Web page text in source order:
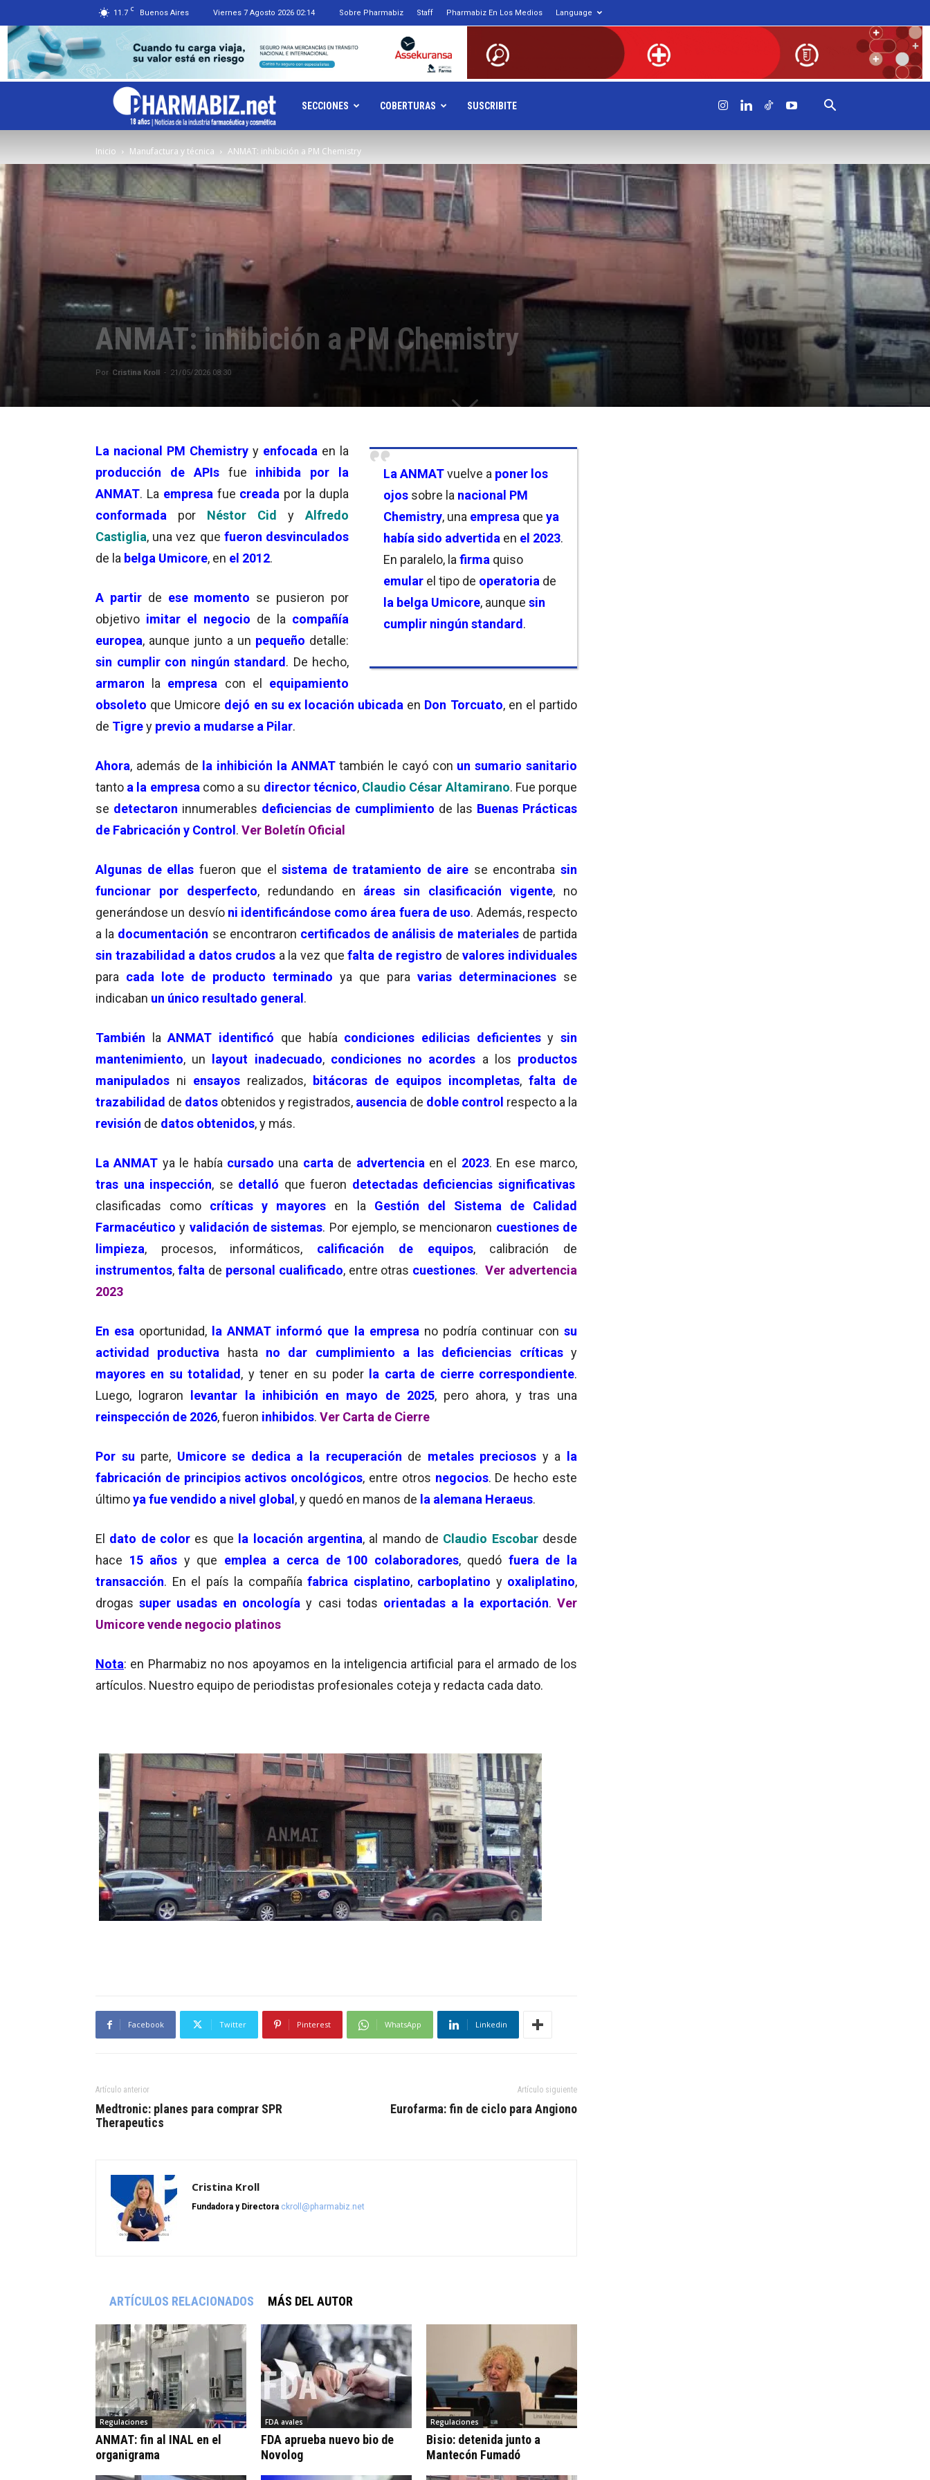
11.7 C Buenos Aires Viernes 7 Agosto 2026 02:14 Sobre Pharmabiz Staff Pharmabiz En Los Medios Language
Pharmabiz.NET
SECCIONES COBERTURAS SUSCRIBITE
Inicio Manufactura y técnica ANMAT: inhibición a PM Chemistry
ANMAT: inhibición a PM Chemistry
Por Cristina Kroll - 21/05/2026 08:30
La ANMATvuelve a poner los
ojos sobre la nacional PM
Chemistry, una empresa que ya
había sido advertida en el 2023.
En paralelo, la firma quiso
emular el tipo de operatoria de
la belga Umicore, aunque sin
cumplir ningún standard.
La nacional PM Chemistry y enfocada en la
producción de APIs fue inhibida por la
ANMAT. La empresa fue creada por la dupla
conformada por Néstor Cid y Alfredo
Castiglia, una vez que fueron desvinculados
de la belga Umicore, en el 2012.
A partir de ese momento se pusieron por
objetivo imitar el negocio de la compañía
europea, aunque junto a un pequeño detalle:
sin cumplir con ningún standard. De hecho,
armaron la empresa con el equipamiento
obsoleto que Umicore dejó en su ex locación ubicada en Don Torcuato, en el partido
de Tigrey previo a mudarse a Pilar.
Ahora, además de la inhibición la ANMAT también le cayó con un sumario sanitario
tanto a la empresa como a su director técnico, Claudio César Altamirano. Fue porque
se detectaron innumerables deficiencias de cumplimiento de las Buenas Prácticas
de Fabricación y Control. Ver Boletín Oficial
Algunas de ellas fueron que elsistema de tratamiento de aire se encontraba sin
funcionar por desperfecto, redundando en áreas sin clasificación vigente, no
generándose un desvío ni identificándose como área fuera de uso. Además, respecto
a la documentación se encontraron certificados de análisis de materialesde partida
sin trazabilidad a datos crudosa la vez que falta de registro devalores individuales
para cada lote de producto terminado ya que para varias determinaciones se
indicaban un único resultado general.
También laANMAT identificó que había condiciones edilicias deficientesy sin
mantenimiento, un layout inadecuado, condiciones no acordes a los productos
manipulados ni ensayos realizados, bitácoras de equipos incompletas, falta de
trazabilidad de datos obtenidos y registrados, ausencia de doble control respecto a la
revisión de datos obtenidos, y más.
La ANMAT ya le había cursado una carta de advertencia en el 2023. En ese marco,
tras una inspección, se detalló que fueron detectadas deficiencias significativas
clasificadas como críticas y mayores en la Gestión del Sistema de Calidad
Farmacéutico y validación de sistemas. Por ejemplo, se mencionaron cuestiones de
limpieza, procesos, informáticos, calificación de equipos, calibración de
instrumentos, falta de personal cualificado, entre otras cuestiones.Ver advertencia
2023
En esa oportunidad, la ANMAT informó que la empresa no podría continuar consu
actividad productiva hasta no dar cumplimiento a las deficiencias críticasy
mayores en su totalidad, y tener en su poder la carta de cierre correspondiente.
Luego, lograron levantar la inhibición en mayo de 2025, pero ahora, y tras una
reinspección de 2026, fueron inhibidos. Ver Carta de Cierre
Por su parte, Umicore se dedica a la recuperación de metales preciosos y a la
fabricación de principios activos oncológicos, entre otros negocios. De hecho este
últimoya fue vendido a nivel global, y quedó en manos de la alemana Heraeus.
El dato de color es que la locación argentina, al mando de Claudio Escobardesde
hace 15 años y que emplea a cerca de 100 colaboradores, quedó fuera de la
transacción. En el país la compañía fabrica cisplatino, carboplatino y oxaliplatino,
drogassuper usadas en oncología y casi todas orientadas a la exportación.Ver
Umicore vende negocio platinos
Nota: en Pharmabiz no nos apoyamos en la inteligencia artificial para el armado de los
artículos. Nuestro equipo de periodistas profesionales coteja y redacta cada dato.
Facebook Twitter Pinterest WhatsApp Linkedin
Artículo anterior
Medtronic: planes para comprar SPR
Therapeutics
Artículo siguiente
Eurofarma: fin de ciclo para Angiono
Cristina Kroll
Fundadora y Directora ckroll@pharmabiz.net
ARTÍCULOS RELACIONADOS MÁS DEL AUTOR
Regulaciones
ANMAT: fin al INAL en el
organigrama
FDA avales
FDA aprueba nuevo bio de
Novolog
Regulaciones
Bisio: detenida junto a
Mantecón Fumadó